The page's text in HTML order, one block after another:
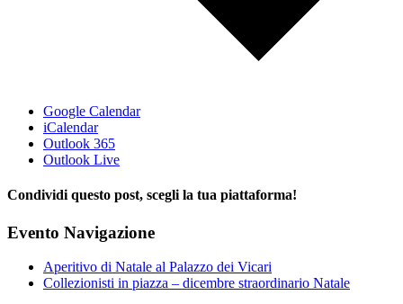
Google Calendar
iCalendar
Outlook 365
Outlook Live
Condividi questo post, scegli la tua piattaforma!
Facebook
X
LinkedIn
WhatsApp
Tumblr
Pinterest
Evento Navigazione
Aperitivo di Natale al Palazzo dei Vicari
Collezionisti in piazza – dicembre straordinario Natale